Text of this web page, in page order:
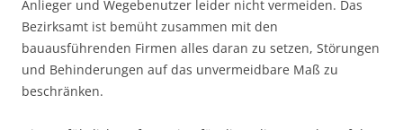
Anlieger und Wegebenutzer leider nicht vermeiden. Das
Bezirksamt ist bemüht zusammen mit den
bauausführenden Firmen alles daran zu setzen, Störungen
und Behinderungen auf das unvermeidbare Maß zu
beschränken.